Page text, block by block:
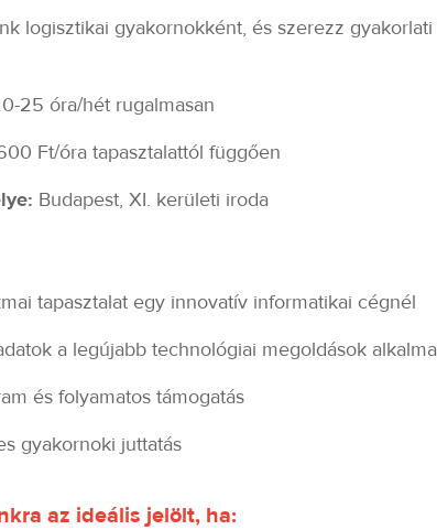
logisztikai gyakornokként, és szerezz
25 óra/hét rugalmasan
Ft/óra tapasztalattól függően
Budapest, XI. kerületi iroda
tapasztalat egy innovatív informatikai cégnél
a legújabb technológiai megoldások
és folyamatos támogatás
gyakornoki juttatás
az ideális jelölt, ha: